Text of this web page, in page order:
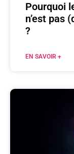
Pourquoi
n’est pas
?
EN SAVOIR +